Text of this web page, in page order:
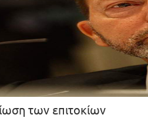
των επιτοκίων